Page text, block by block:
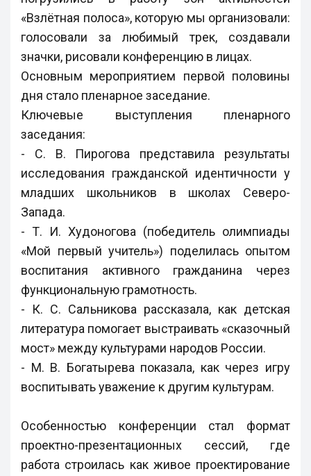
«Взлётная полоса», которую мы организовали:
голосовали за любимый трек, создавали
значки, рисовали конференцию в лицах.
Основным мероприятием первой половины
дня стало пленарное заседание.
Ключевые выступления пленарного
заседания:
- С. В. Пирогова представила результаты
исследования гражданской идентичности у
младших школьников в школах Северо-
Запада.
- Т. И. Худоногова (победитель олимпиады
«Мой первый учитель») поделилась опытом
воспитания активного гражданина через
функциональную грамотность.
- К. С. Сальникова рассказала, как детская
литература помогает выстраивать «сказочный
мост» между культурами народов России.
- М. В. Богатырева показала, как через игру
воспитывать уважение к другим культурам.
Особенностью конференции стал формат
проектно-презентационных сессий, где
работа строилась как живое проектирование